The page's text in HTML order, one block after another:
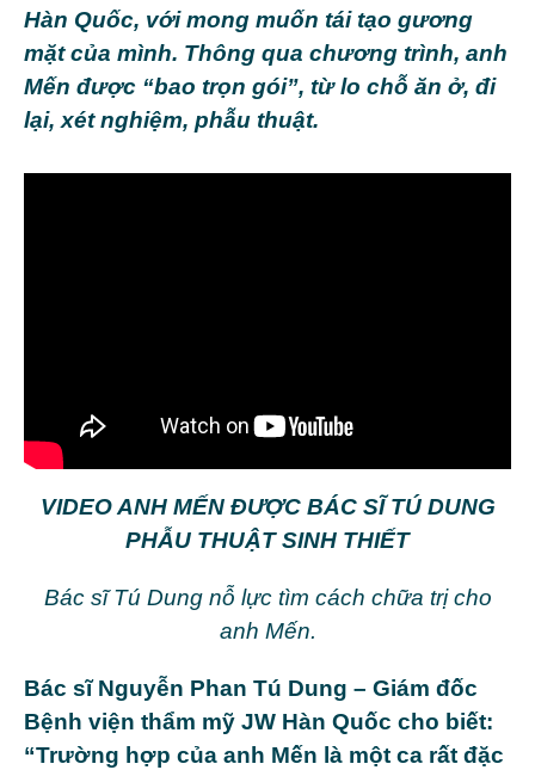
Hàn Quốc, với mong muốn tái tạo gương
mặt của mình. Thông qua chương trình, anh
Mến được “bao trọn gói”, từ lo chỗ ăn ở, đi
lại, xét nghiệm, phẫu thuật.
VIDEO ANH MẾN ĐƯỢC BÁC SĨ TÚ DUNG
PHẪU THUẬT SINH THIẾT
Bác sĩ Tú Dung nỗ lực tìm cách chữa trị cho
anh Mến.
Bác sĩ Nguyễn Phan Tú Dung – Giám đốc
Bệnh viện thẩm mỹ JW Hàn Quốc cho biết:
“Trường hợp của anh Mến là một ca rất đặc